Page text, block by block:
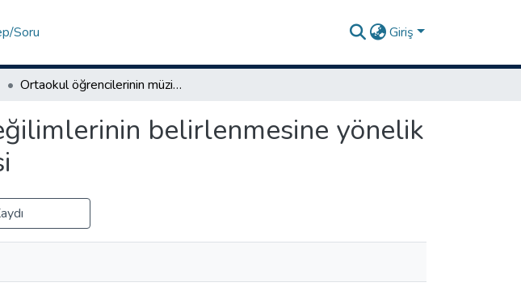
Soru Giriş
Ortaokul öğrencilerinin müzik beğeni eğilimlerinin belirlenmesine yönelik işitsel özellikte bir ölçeğin geliştirilmesi
belirlenmesine yönelik